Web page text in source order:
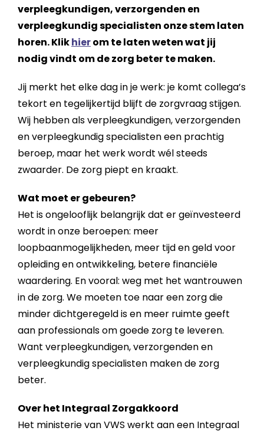
verpleegkundigen, verzorgenden en
verpleegkundig specialisten onze stem laten
horen. Klikhierom te laten weten wat jij
nodig vindt om de zorg beter te maken.
Jij merkt het elke dag in je werk: je komt collega’s
tekort en tegelijkertijd blijft de zorgvraag stijgen.
Wij hebben als verpleegkundigen, verzorgenden
en verpleegkundig specialisten een prachtig
beroep, maar het werk wordt wél steeds
zwaarder. De zorg piept en kraakt.
Wat moet er gebeuren?
Het is ongelooflijk belangrijk dat er geïnvesteerd
wordt in onze beroepen: meer
loopbaanmogelijkheden, meer tijd en geld voor
opleiding en ontwikkeling, betere financiële
waardering. En vooral: weg met het wantrouwen
in de zorg. We moeten toe naar een zorg die
minder dichtgeregeld is en meer ruimte geeft
aan professionals om goede zorg te leveren.
Want verpleegkundigen, verzorgenden en
verpleegkundig specialisten maken de zorg
beter.
Over het Integraal Zorgakkoord
Het ministerie van VWS werkt aan een Integraal